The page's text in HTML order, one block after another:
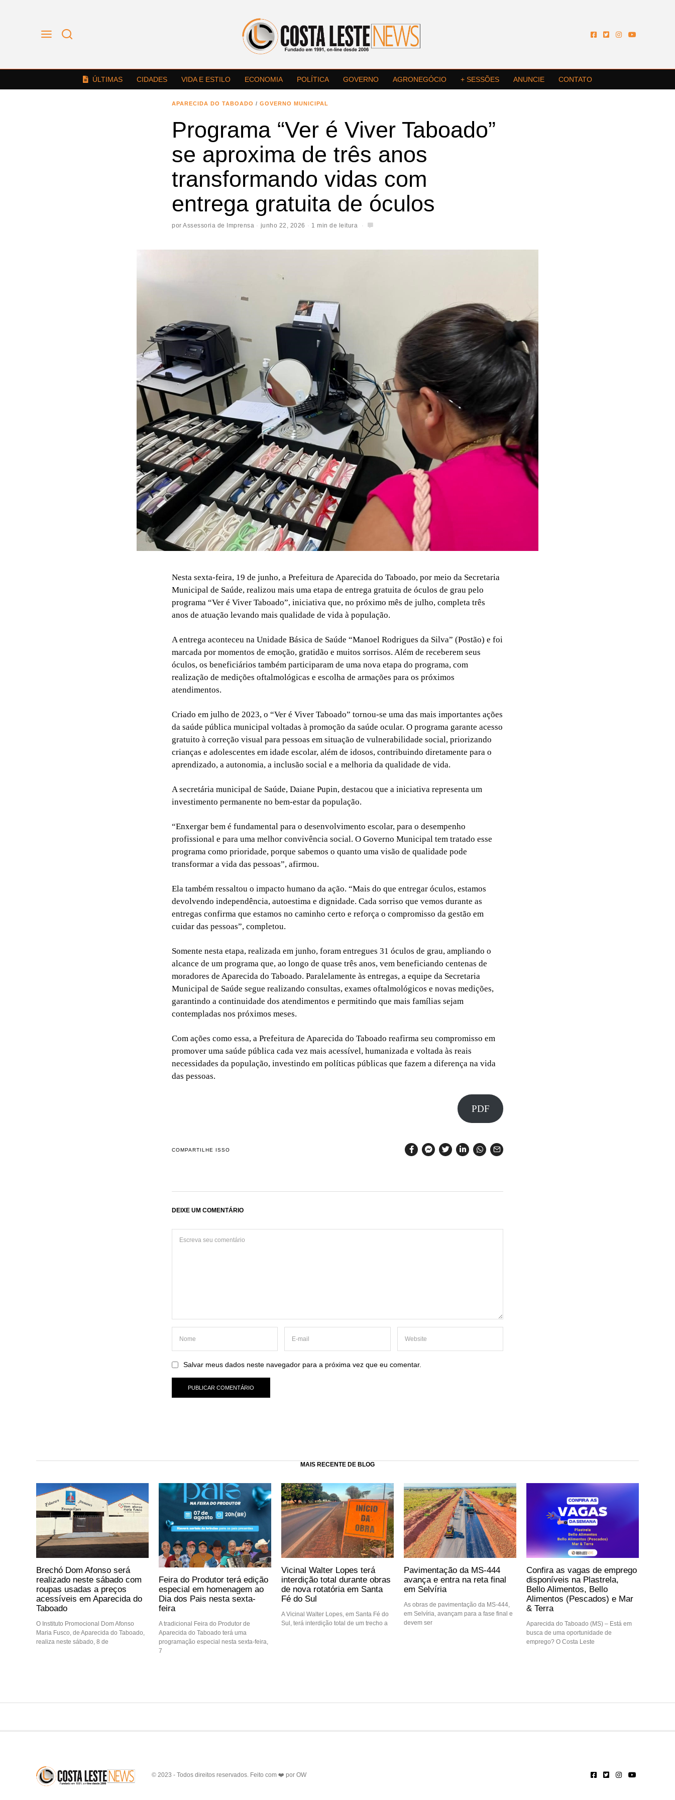
ÚLTIMAS CIDADES VIDA E ESTILO ECONOMIA POLÍTICA GOVERNO AGRONEGÓCIO + SESSÕES ANUNCIE CONTATO
APARECIDA DO TABOADO / GOVERNO MUNICIPAL
Programa “Ver é Viver Taboado”
se aproxima de três anos
transformando vidas com
entrega gratuita de óculos
por Assessoria de Imprensa junho 22, 2026 1 min de leitura
Nesta sexta-feira, 19 de junho, a Prefeitura de Aparecida do Taboado, por meio da Secretaria
Municipal de Saúde, realizou mais uma etapa de entrega gratuita de óculos de grau pelo
programa “Ver é Viver Taboado”, iniciativa que, no próximo mês de julho, completa três
anos de atuação levando mais qualidade de vida à população.
A entrega aconteceu na Unidade Básica de Saúde “Manoel Rodrigues da Silva” (Postão) e foi
marcada por momentos de emoção, gratidão e muitos sorrisos. Além de receberem seus
óculos, os beneficiários também participaram de uma nova etapa do programa, com
realização de medições oftalmológicas e escolha de armações para os próximos
atendimentos.
Criado em julho de 2023, o “Ver é Viver Taboado” tornou-se uma das mais importantes ações
da saúde pública municipal voltadas à promoção da saúde ocular. O programa garante acesso
gratuito à correção visual para pessoas em situação de vulnerabilidade social, priorizando
crianças e adolescentes em idade escolar, além de idosos, contribuindo diretamente para o
aprendizado, a autonomia, a inclusão social e a melhoria da qualidade de vida.
A secretária municipal de Saúde, Daiane Pupin, destacou que a iniciativa representa um
investimento permanente no bem-estar da população.
“Enxergar bem é fundamental para o desenvolvimento escolar, para o desempenho
profissional e para uma melhor convivência social. O Governo Municipal tem tratado esse
programa como prioridade, porque sabemos o quanto uma visão de qualidade pode
transformar a vida das pessoas”, afirmou.
Ela também ressaltou o impacto humano da ação. “Mais do que entregar óculos, estamos
devolvendo independência, autoestima e dignidade. Cada sorriso que vemos durante as
entregas confirma que estamos no caminho certo e reforça o compromisso da gestão em
cuidar das pessoas”, completou.
Somente nesta etapa, realizada em junho, foram entregues 31 óculos de grau, ampliando o
alcance de um programa que, ao longo de quase três anos, vem beneficiando centenas de
moradores de Aparecida do Taboado. Paralelamente às entregas, a equipe da Secretaria
Municipal de Saúde segue realizando consultas, exames oftalmológicos e novas medições,
garantindo a continuidade dos atendimentos e permitindo que mais famílias sejam
contempladas nos próximos meses.
Com ações como essa, a Prefeitura de Aparecida do Taboado reafirma seu compromisso em
promover uma saúde pública cada vez mais acessível, humanizada e voltada às reais
necessidades da população, investindo em políticas públicas que fazem a diferença na vida
das pessoas.
PDF
COMPARTILHE ISSO
DEIXE UM COMENTÁRIO
Salvar meus dados neste navegador para a próxima vez que eu comentar.
MAIS RECENTE DE BLOG
Brechó Dom Afonso será
realizado neste sábado com
roupas usadas a preços
acessíveis em Aparecida do
Taboado
O Instituto Promocional Dom Afonso
Maria Fusco, de Aparecida do Taboado,
realiza neste sábado, 8 de
Feira do Produtor terá edição
especial em homenagem ao
Dia dos Pais nesta sexta-
feira
A tradicional Feira do Produtor de
Aparecida do Taboado terá uma
programação especial nesta sexta-feira,
7
Vicinal Walter Lopes terá
interdição total durante obras
de nova rotatória em Santa
Fé do Sul
A Vicinal Walter Lopes, em Santa Fé do
Sul, terá interdição total de um trecho a
Pavimentação da MS-444
avança e entra na reta final
em Selvíria
As obras de pavimentação da MS-444,
em Selvíria, avançam para a fase final e
devem ser
Confira as vagas de emprego
disponíveis na Plastrela,
Bello Alimentos, Bello
Alimentos (Pescados) e Mar
& Terra
Aparecida do Taboado (MS) – Está em
busca de uma oportunidade de
emprego? O Costa Leste
© 2023 - Todos direitos reservados. Feito com ❤️ por OW